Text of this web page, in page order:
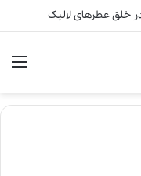
خلق عطرهای لالیک